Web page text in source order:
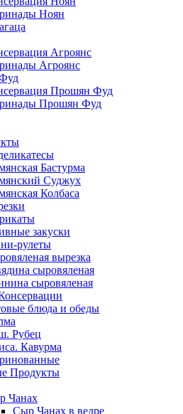
Ноян
Агроянс
Агроянс
Прошян Фуд
Прошян Фуд
Бастурма
Суджух
Колбаса
закуски
рулеты
вырезка
сыровяленая
сыровяленая
блюда и обеды
Рубец
Кавурма
Продукты
Чанах
Сыр Чанах в ведре